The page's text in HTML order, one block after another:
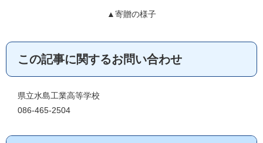
▲寄贈の様子
この記事に関するお問い合わせ
県立水島工業高等学校
086-465-2504